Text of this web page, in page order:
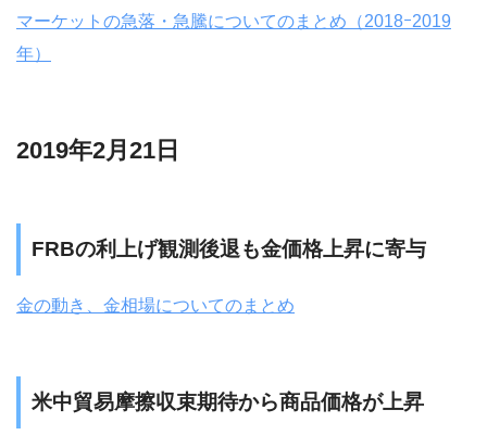
マーケットの急落・急騰についてのまとめ（2018ｰ2019
年）
2019年2月21日
FRBの利上げ観測後退も金価格上昇に寄与
金の動き、金相場についてのまとめ
米中貿易摩擦収束期待から商品価格が上昇